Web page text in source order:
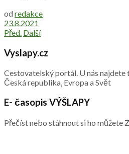
od redakce
23.8.2021
Před. Další
Vyslapy.cz
Cestovatelský portál. U nás najdete
Česká republika, Evropa a Svět
E- časopis VÝŠLAPY
Přečíst nebo stáhnout si ho můžete